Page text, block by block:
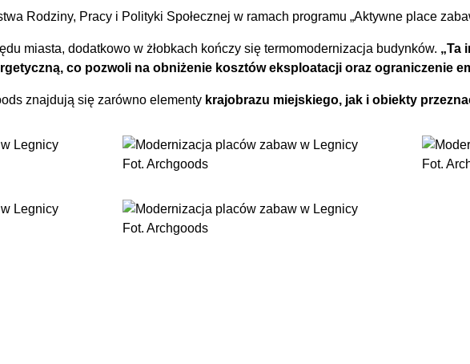
Rodziny, Pracy i Polityki Społecznej w ramach programu „Aktywne place
miasta, dodatkowo w żłobkach kończy się termomodernizacja budynków. „Ta
co pozwoli na obniżenie kosztów eksploatacji oraz ograniczenie
znajdują się zarówno elementy krajobrazu miejskiego, jak i obiekty
Fot. Archgoods Fot.
Fot. Archgoods